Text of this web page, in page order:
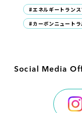
#エネルギートラン
#カーボンニュートラ
Social Media